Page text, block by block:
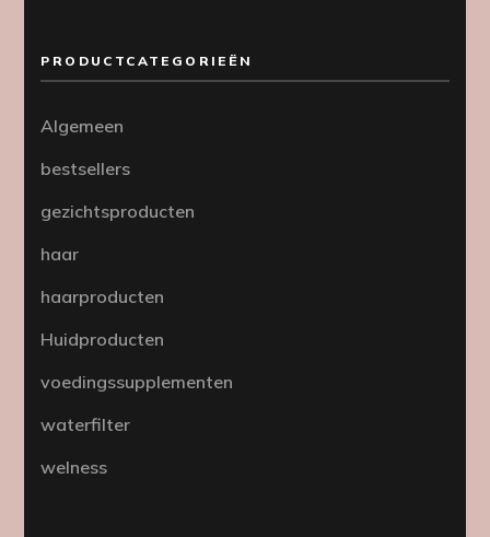
PRODUCTCATEGORIEËN
Algemeen
bestsellers
gezichtsproducten
haar
haarproducten
Huidproducten
voedingssupplementen
waterfilter
welness